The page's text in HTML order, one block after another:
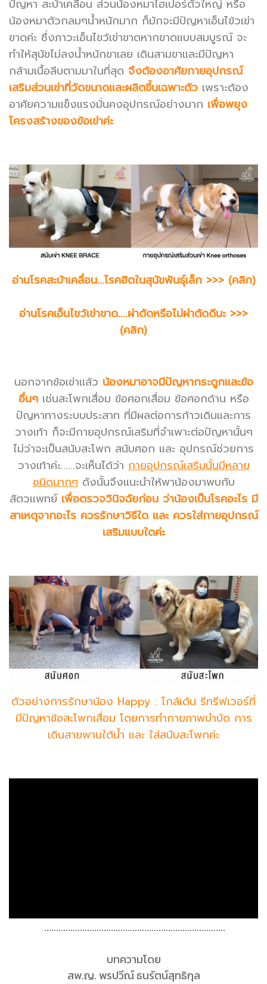
ปัญหา สะบ้าเคลื่อน ส่วนน้องหมาไฮเปอร์ตัวใหญ่ หรือ
น้องหมาตัวกลมๆน้ำหนักมาก ก็มักจะมีปัญหาเอ็นไข้วเข่า
ขาดค่ะ ซึ่งภาวะเอ็นไขว้เข่าขาดหากขาดแบบสมบูรณ์ จะ
ทำให้สุนัขไม่ลงน้ำหนักขาเลย เดินสามขาและมีปัญหา
กล้ามเนื้อลีบตามมาในที่สุด จึงต้องอาศัยกายอุปกรณ์
เสริมส่วนเข่าที่วัดขนาดและผลิตขึ้นเฉพาะตัว เพราะต้อง
อาศัยความแข็งแรงมั่นคงอุปกรณ์อย่างมาก เพื่อพยุง
โครงสร้างของข้อเข่าค่ะ
อ่านโรคสะบ้าเคลื่อน...โรคฮิตในสุนัขพันธุ์เล็ก >>> (คลิก)
อ่านโรคเอ็นไขว้เข่าขาด....ผ่าตัดหรือไม่ผ่าตัดดีนะ >>>
(คลิก)
นอกจากข้อเข่าแล้ว น้องหมาอาจมีปัญหากระดูกและข้อ
อื่นๆเช่นสะโพกเสื่อม ข้อศอกเสื่อม ข้อศอกด้าน หรือ
ปัญหาทางระบบประสาท ที่มีผลต่อการก้าวเดินและการ
วางเท้า ก็จะมีกายอุปกรณ์เสริมที่จำเพาะต่อปัญหานั้นๆ
ไม่ว่าจะเป็นสนับสะโพก สนับศอก และ อุปกรณ์ช่วยการ
วางเท้าค่ะ......จะเห็นได้ว่ากายอุปกรณ์เสริมนั้นมีหลาย
ชนิดมากๆดังนั้นจึงแนะนำให้พาน้องมาพบกับ
สัตวแพทย์ เพื่อตรวจวินิจฉัยก่อน ว่าน้องเป็นโรคอะไร มี
สาเหตุจากอะไร ควรรักษาวิธีใด และ ควรใส่กายอุปกรณ์
เสริมแบบใดค่ะ
ตัวอย่างการรักษาน้อง Happy : โกล้เด้น รีทรีฟเวอร์ที่
มีปัญหาข้อสะโพกเสื่อม โดยการทำกายภาพบำบัด การ
เดินสายพานใต้น้ำ และ ใส่สนับสะโพกค่ะ
............................................................................
บทความโดย
สพ.ญ. พรปวีณ์ ธนรัตน์สุทธิกุล